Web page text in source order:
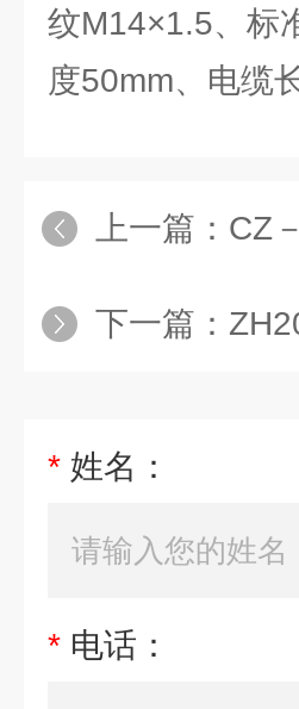
纹M14×1.5、标
度50mm、电缆
上一篇： CZ
下一篇：
* 姓名：
* 电话：